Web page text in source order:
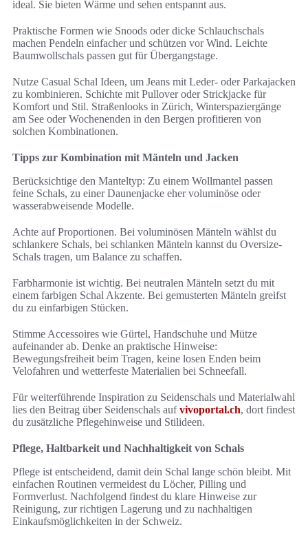
ideal. Sie bieten Wärme und sehen entspannt aus.
Praktische Formen wie Snoods oder dicke Schlauchschals
machen Pendeln einfacher und schützen vor Wind. Leichte
Baumwollschals passen gut für Übergangstage.
Nutze Casual Schal Ideen, um Jeans mit Leder- oder Parkajacken
zu kombinieren. Schichte mit Pullover oder Strickjacke für
Komfort und Stil. Straßenlooks in Zürich, Winterspaziergänge
am See oder Wochenenden in den Bergen profitieren von
solchen Kombinationen.
Tipps zur Kombination mit Mänteln und Jacken
Berücksichtige den Manteltyp: Zu einem Wollmantel passen
feine Schals, zu einer Daunenjacke eher voluminöse oder
wasserabweisende Modelle.
Achte auf Proportionen. Bei voluminösen Mänteln wählst du
schlankere Schals, bei schlanken Mänteln kannst du Oversize-
Schals tragen, um Balance zu schaffen.
Farbharmonie ist wichtig. Bei neutralen Mänteln setzt du mit
einem farbigen Schal Akzente. Bei gemusterten Mänteln greifst
du zu einfarbigen Stücken.
Stimme Accessoires wie Gürtel, Handschuhe und Mütze
aufeinander ab. Denke an praktische Hinweise:
Bewegungsfreiheit beim Tragen, keine losen Enden beim
Velofahren und wetterfeste Materialien bei Schneefall.
Für weiterführende Inspiration zu Seidenschals und Materialwahl
lies den Beitrag über Seidenschals aufvivoportal.ch, dort findest
du zusätzliche Pflegehinweise und Stilideen.
Pflege, Haltbarkeit und Nachhaltigkeit von Schals
Pflege ist entscheidend, damit dein Schal lange schön bleibt. Mit
einfachen Routinen vermeidest du Löcher, Pilling und
Formverlust. Nachfolgend findest du klare Hinweise zur
Reinigung, zur richtigen Lagerung und zu nachhaltigen
Einkaufsmöglichkeiten in der Schweiz.